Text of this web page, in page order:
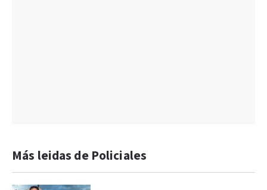
Más leidas de Policiales